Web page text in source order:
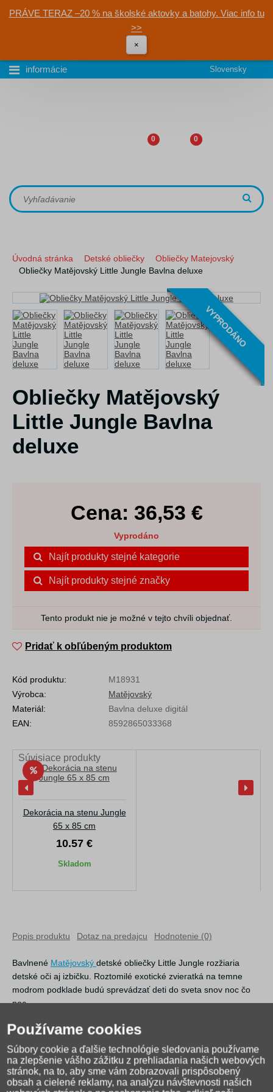
PRÁVE TERAZ –20 % na školské aktovky a batohy. Viac info tu
>>
×
informácie Slovensky
0 0
Úvodná stránka Detské obliečky
Obliečky Matejovský
Obliečky Matějovský Little Jungle Bavlna deluxe
VYPRODÁNO
Obliečky Matějovský
Little Jungle Bavlna
deluxe
Cena: 36,53 €
Vyprodáno
Najít produkty stejné kategorie
Najít produkty stejné značky
Tento produkt nie je možné v tejto chvíli objednať.
Pridať k obľúbeným produktom
Kód produktu:
M18931
Výrobca:
Matějovský
Materiál:
Bavlna deluxe digitál
EAN:
8592865033368
Súvisiace produkty
Dekorácia na stenu Jungle
65 x 85 cm
10.57 €
Skladom
Popis produktu Dotaz na predajcu Hodnotenie (0)
Bavlnené Matějovský detské obliečky Little Jungle rozžiaria
detské oči aj izbičku. Roztomilé exotické zvieratká na temne
modrom podklade budú sprevádzať deti do sveta snov noc čo
noc.
Obliečka na prikrývku je z oboch strán rovnaká, obliečka na
Obliečky sú vyrobené zo 100% bavlny a majú praktický zipsový
uzáver.
Rozmery: 1x 140/200, 1x 70/90
Používame cookies
Súbory cookie a ďalšie technológie sledovania používame
na zlepšenie vášho zážitku z prehliadania našich webových
stránok, na to, aby sme vám zobrazovali prispôsobený
obsah a cielené reklamy, na analýzu návštevnosti našich